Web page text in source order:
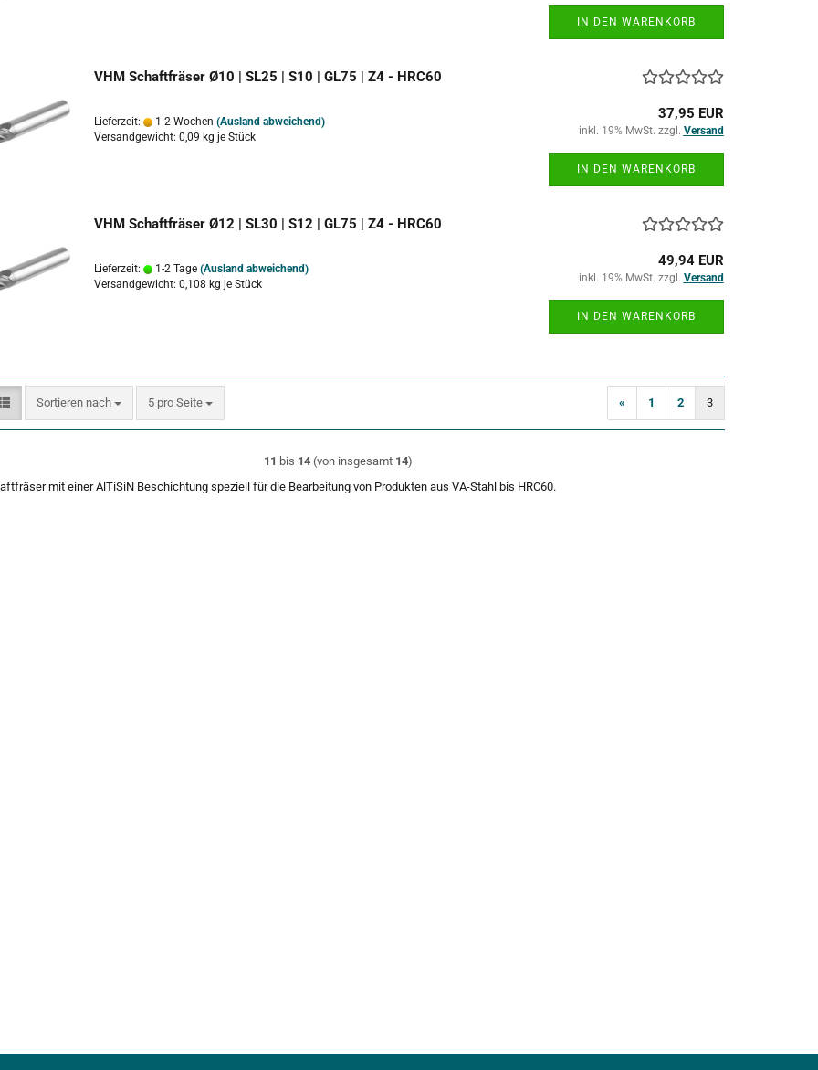
IN DEN WARENKORB
VHM Schaftfräser Ø10 | SL25 | S10 | GL75 | Z4 - HRC60
Lieferzeit: 1-2 Wochen (Ausland abweichend)
Versandgewicht: 0,09 kg je Stück
37,95 EUR
inkl. 19% MwSt. zzgl. Versand
IN DEN WARENKORB
VHM Schaftfräser Ø12 | SL30 | S12 | GL75 | Z4 - HRC60
Lieferzeit: 1-2 Tage (Ausland abweichend)
Versandgewicht: 0,108 kg je Stück
49,94 EUR
inkl. 19% MwSt. zzgl. Versand
IN DEN WARENKORB
Sortieren nach
Sortieren nach 5 pro Seite
pro Seite « 1 2 3
11 bis 14(von insgesamt 14)
mit einer AlTiSiN Beschichtung speziell für die Bearbeitung von Produkten aus VA-Stahl bis HRC60.